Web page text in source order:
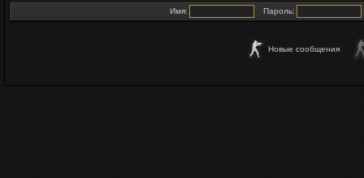
Имя: Пароль:
Новые сообщения